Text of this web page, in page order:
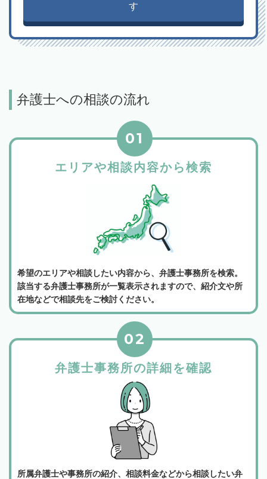
す
弁護士への相談の流れ
エリアや相談内容から検索
01
希望のエリアや相談したい内容から、弁護士事務所を検索。
該当する弁護士事務所が一覧表示されますので、紹介文や所
在地などで相談先をご検討ください。
弁護士事務所の詳細を確認
02
所属弁護士や事務所の紹介、相談料金などから相談したい弁